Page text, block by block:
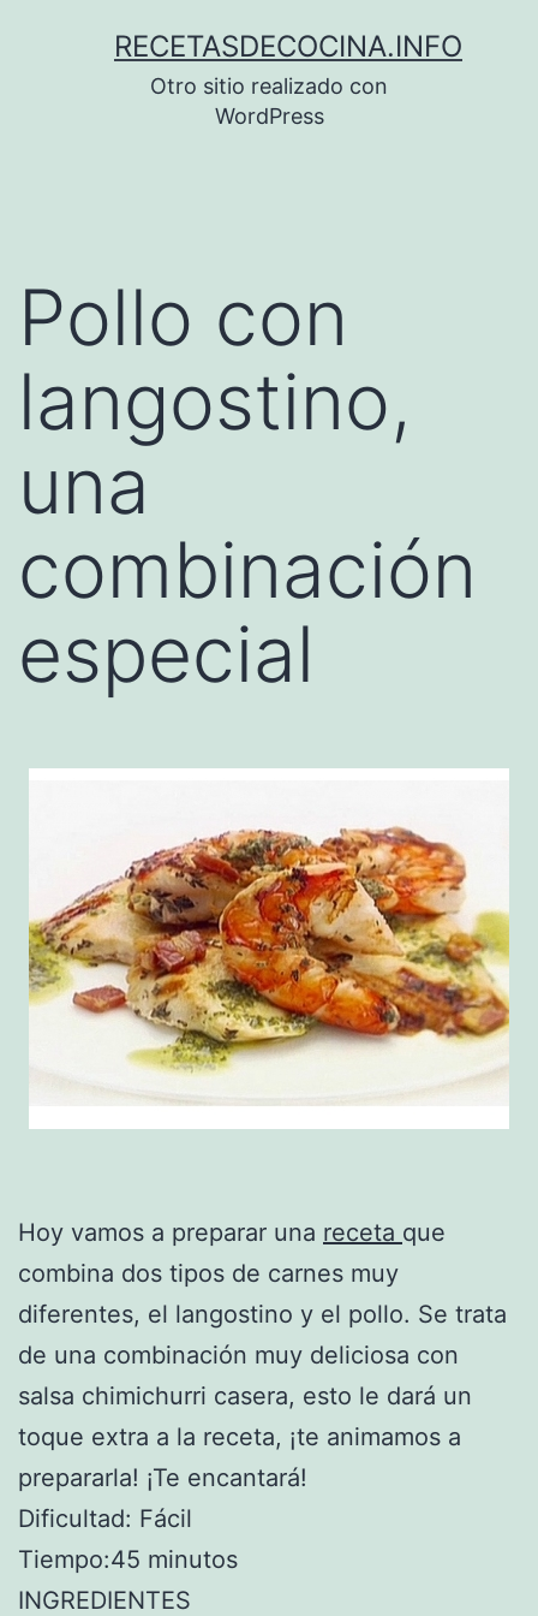
RECETASDECOCINA.INFO
Otro sitio realizado con
WordPress
Pollo con
langostino,
una
combinación
especial
Hoy vamos a preparar una receta que
combina dos tipos de carnes muy
diferentes, el langostino y el pollo. Se trata
de una combinación muy deliciosa con
salsa chimichurri casera, esto le dará un
toque extra a la receta, ¡te animamos a
prepararla! ¡Te encantará!
Dificultad: Fácil
Tiempo:45 minutos
INGREDIENTES